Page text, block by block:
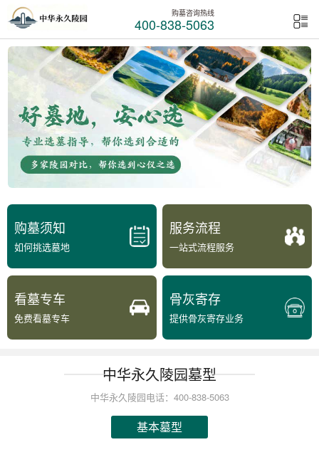
购墓咨询热线
400-838-5063
购墓须知
如何挑选墓地
服务流程
一站式流程服务
看墓专车
免费看墓专车
骨灰寄存
提供骨灰寄存业务
中华永久陵园墓型
中华永久陵园电话：400-838-5063
基本墓型